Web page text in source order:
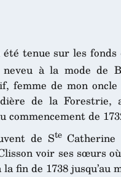
tenue sur les fonds
neveu à la mode de
femme de mon
de la Forestrie,
commencement de
de SteCatherine
voir ses sœurs
fin de 1738 jusqu’au